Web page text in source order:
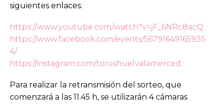
siguientes enlaces:
https://www.youtube.com/watch?v=jF_6NRc8acQ
https://www.facebook.com/events/56791649165935
4/
https://instagram.com/toroshuelvalamerced
Para realizar la retransmisión del sorteo, que
comenzará a las 11.45 h, se utilizarán 4 cámaras